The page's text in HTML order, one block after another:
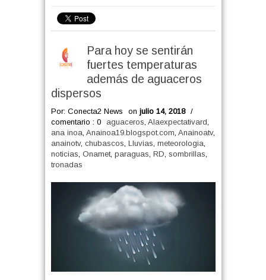
Para hoy se sentirán
fuertes temperaturas
además de aguaceros
dispersos
Por: Conecta2 News on julio 14, 2018
/
comentario : 0
aguaceros, Alaexpectativard,
ana inoa, Anainoa19.blogspot.com, Anainoatv,
anainotv, chubascos, Lluvias, meteorologia,
noticias, Onamet, paraguas, RD, sombrillas,
tronadas